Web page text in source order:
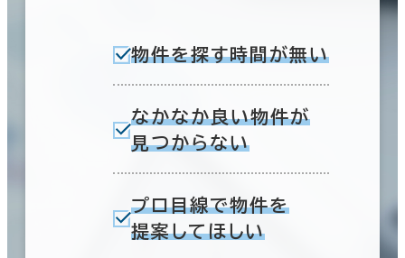
物件を探す時間が無い
なかなか良い物件が
見つからない
プロ目線で物件を
提案してほしい